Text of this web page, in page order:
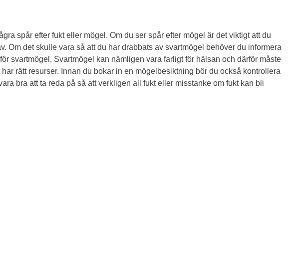
spår efter fukt eller mögel. Om du ser spår efter mögel är det viktigt att du
Om det skulle vara så att du har drabbats av svartmögel behöver du informera
svartmögel. Svartmögel kan nämligen vara farligt för hälsan och därför måste
rätt resurser. Innan du bokar in en mögelbesiktning bör du också kontrollera
bra att ta reda på så att verkligen all fukt eller misstanke om fukt kan bli